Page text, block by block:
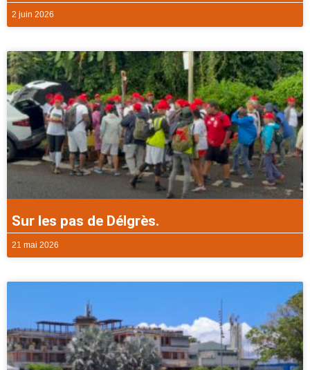
2 juin 2026
Sur les pas de Délgrès.
21 mai 2026